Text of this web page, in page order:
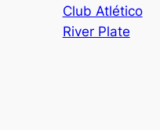
Club Atlético
River Plate